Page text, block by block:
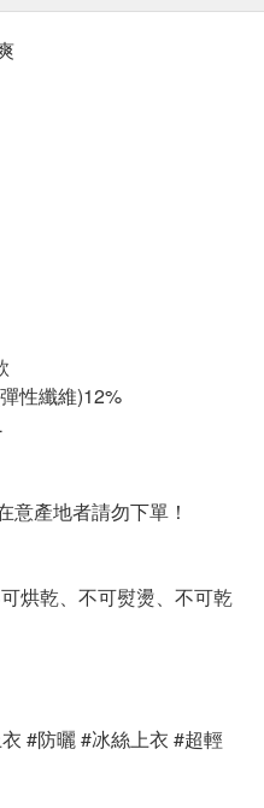
性纖維)12%
產地者請勿下單！
烘乾、不可熨燙、不可乾
#防曬 #冰絲上衣 #超輕